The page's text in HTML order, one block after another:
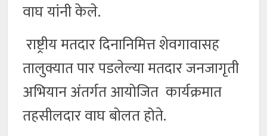
वाघ यांनी केले.
राष्ट्रीय मतदार दिनानिमित्त शेवगावासह
तालुक्यात पार पडलेल्या मतदार जनजागृती
अभियान अंतर्गत आयोजित कार्यक्रमात
तहसीलदार वाघ बोलत होते.